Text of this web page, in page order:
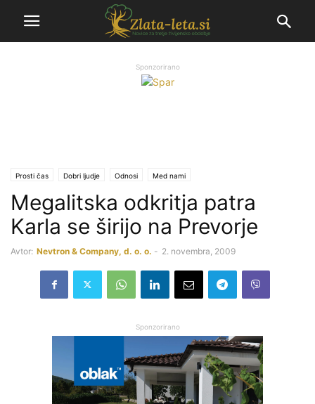
Sponzorirano
Prosti čas Dobri ljudje Odnosi Med nami
Megalitska odkritja patra
Karla se širijo na Prevorje
Avtor: Nevtron & Company, d. o. o. - 2. novembra, 2009
Sponzorirano